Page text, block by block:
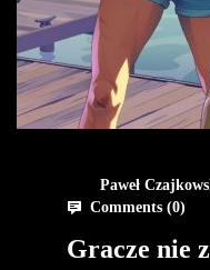
Paweł
Comments (0)
Gracze nie